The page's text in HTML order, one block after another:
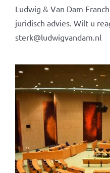
Ludwig & Van Dam
juridisch advies. Wilt u
sterk@ludwigvandam.nl